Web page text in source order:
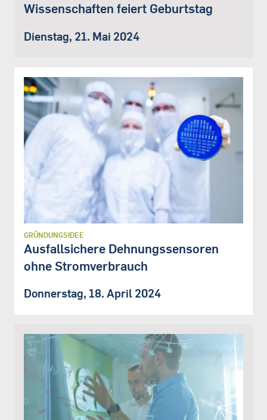
Wissenschaften feiert Geburtstag
Dienstag, 21. Mai 2024
GRÜNDUNGSIDEE
Ausfallsichere Dehnungssensoren
ohne Stromverbrauch
Donnerstag, 18. April 2024